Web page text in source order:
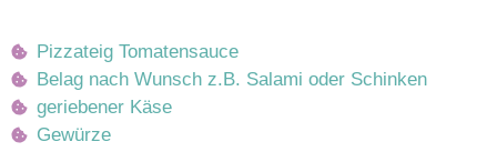
Pizzateig Tomatensauce
Belag nach Wunsch z.B. Salami oder Schinken
geriebener Käse
Gewürze